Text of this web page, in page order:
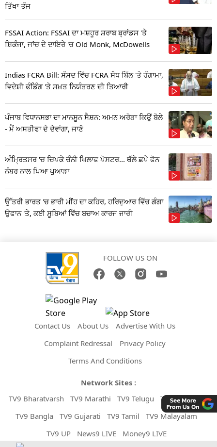
ਤਿੱਖਾ ਤੰਜ
FSSAI Action: FSSAI ਦਾ ਮਸ਼ਹੂਰ ਸ਼ਰਾਬ ਬ੍ਰਾਂਡਸ 'ਤੇ
ਸ਼ਿਕੰਜਾ, ਜਾਂਚ ਦੇ ਦਾਇਰੇ 'ਚ Old Monk, McDowells
Indias FCRA Bill: ਸੰਸਦ ਵਿੱਚ FCRA ਸੋਧ ਬਿੱਲ 'ਤੇ ਹੰਗਾਮਾ,
ਵਿਦੇਸ਼ੀ ਫੰਡਿੰਗ 'ਤੇ ਸਖ਼ਤ ਨਿਯੰਤਰਣ ਦੀ ਤਿਆਰੀ
ਪੰਜਾਬ ਵਿਧਾਨਸਭਾ ਦਾ ਮਾਨਸੂਨ ਸੈਸ਼ਨ: ਅਮਨ ਅਰੋੜਾ ਕਿਉਂ ਬੋਲੇ
- ਮੈਂ ਅਸਤੀਫਾ ਦੇ ਦੇਵਾਂਗਾ, ਜਾਣੋ
ਅੰਮ੍ਰਿਤਸਰ 'ਚ ਚਿਪਕੇ ਚੰਨੀ ਖਿਲਾਫ ਪੋਸਟਰ... ਥੱਲੇ ਛਪੇ ਫੋਨ
ਨੰਬਰ ਨਾਲ ਪਿਆ ਪੁਆੜਾ
ਉੱਤਰੀ ਭਾਰਤ 'ਚ ਭਾਰੀ ਮੀਂਹ ਦਾ ਕਹਿਰ, ਹਰਿਦੁਆਰ ਵਿੱਚ ਗੰਗਾ
ਉਫਾਨ 'ਤੇ, ਕਈ ਸੂਬਿਆਂ ਵਿੱਚ ਬਚਾਅ ਕਾਰਜ ਜਾਰੀ
FOLLOW US ON
Contact Us About Us
Advertise With Us
Complaint Redressal
Privacy Policy
Terms And Conditions
Network Sites :
TV9 Bharatvarsh
TV9 Marathi TV9 Telugu
TV9 Kannada
TV9 Bangla
TV9 Gujarati TV9 Tamil
TV9 Malayalam
TV9 UP
News9 LIVE Money9 LIVE